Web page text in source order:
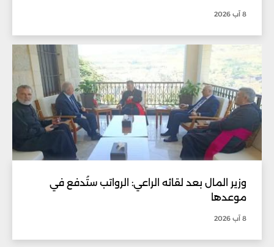
8 آب 2026
وزير المال بعد لقائه الراعي: الرواتب ستُدفع في
موعدها
8 آب 2026